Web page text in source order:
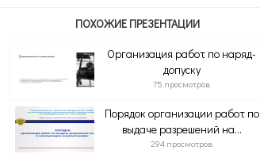
ПОХОЖИЕ ПРЕЗЕНТАЦИИ
Организация работ по наряд-
допуску
75 просмотров
Порядок организации работ по
выдаче разрешений на...
294 просмотров